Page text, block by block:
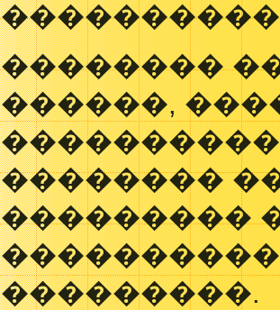
��������
������,
��������
���������
���������.